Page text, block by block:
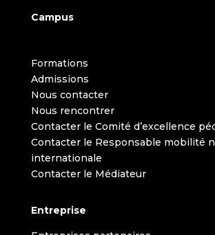
Campus
Formations
Admissions
Nous contacter
Nous rencontrer
Contacter le Comité d’excellence
Contacter le Responsable mobilité
internationale
Contacter le Médiateur
Entreprise